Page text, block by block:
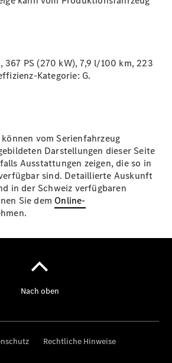
367 PS (270 kW), 7,9 l/100 km, 223
Kategorie: G.
vom Serienfahrzeug
Darstellungen dieser Seite
Ausstattungen zeigen, die so in
sind. Detaillierte Auskunft
in der Schweiz verfügbaren
Sie dem Online-